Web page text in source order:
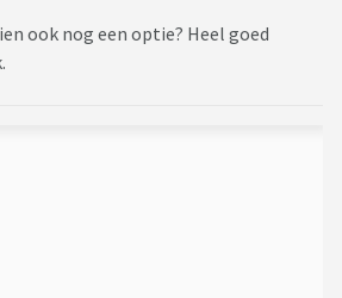
ook nog een optie? Heel goed